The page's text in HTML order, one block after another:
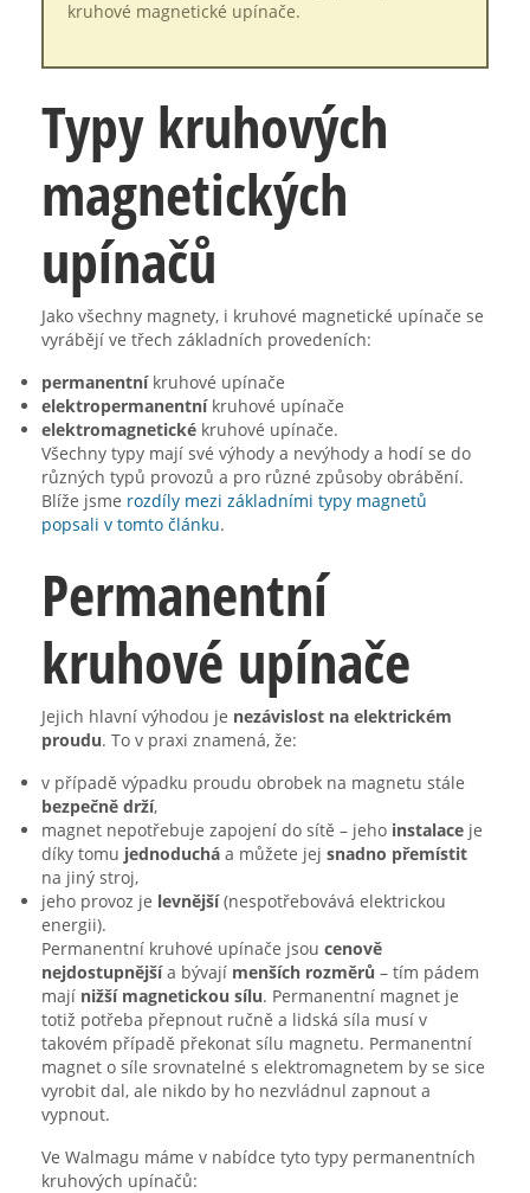
kruhové magnetické upínače.
Typy kruhových
magnetických
upínačů
Jako všechny magnety, i kruhové magnetické upínače se
vyrábějí ve třech základních provedeních:
permanentní kruhové upínače
elektropermanentní kruhové upínače
elektromagnetické kruhové upínače.
Všechny typy mají své výhody a nevýhody a hodí se do
různých typů provozů a pro různé způsoby obrábění.
Blíže jsme rozdíly mezi základními typy magnetů
popsali v tomto článku.
Permanentní
kruhové upínače
Jejich hlavní výhodou je nezávislost na elektrickém
proudu. To v praxi znamená, že:
v případě výpadku proudu obrobek na magnetu stále
bezpečně drží,
magnet nepotřebuje zapojení do sítě – jeho instalace je
díky tomu jednoduchá a můžete jej snadno přemístit
na jiný stroj,
jeho provoz je levnější(nespotřebovává elektrickou
energii).
Permanentní kruhové upínače jsou cenově
nejdostupnějšía bývají menších rozměrů – tím pádem
mají nižší magnetickou sílu. Permanentní magnet je
totiž potřeba přepnout ručně a lidská síla musí v
takovém případě překonat sílu magnetu. Permanentní
magnet o síle srovnatelné s elektromagnetem by se sice
vyrobit dal, ale nikdo by ho nezvládnul zapnout a
vypnout.
Ve Walmagu máme v nabídce tyto typy permanentních
kruhových upínačů: